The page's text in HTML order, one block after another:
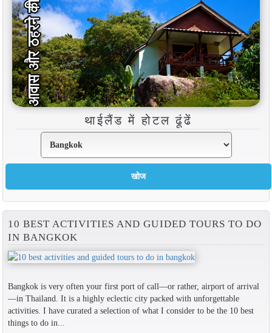
थाईलैंड में होटल ढूंढें
10 BEST ACTIVITIES AND GUIDED TOURS TO DO
IN BANGKOK
Bangkok is very often your first port of call—or rather, airport of arrival
—in Thailand. It is a highly eclectic city packed with unforgettable
activities. I have curated a selection of what I consider to be the 10 best
things to do in...